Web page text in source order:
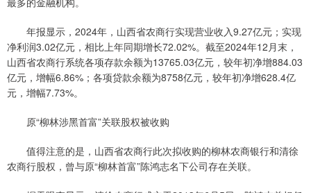
年报显示，2024年，山西省农商行实现营业收入9.27亿元；实现
净利润3.02亿元，相比上年同期增长72.02%。截至2024年12月末，
山西省农商行系统各项存款余额为13765.03亿元，较年初净增884.03
亿元，增幅6.86%；各项贷款余额为8758亿元，较年初净增628.4亿
元，增幅7.73%。
原“柳林涉黑首富”关联股权被收购
值得注意的是，山西省农商行此次拟收购的柳林农商银行和清徐
农商行股权，曾与原“柳林首富”陈鸿志名下公司存在关联。